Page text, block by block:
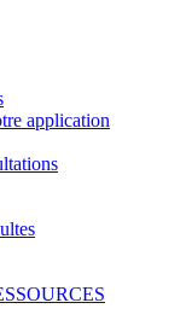
application